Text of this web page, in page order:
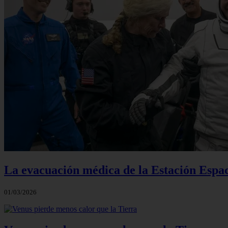
La evacuación médica de la Estación
01/03/2026